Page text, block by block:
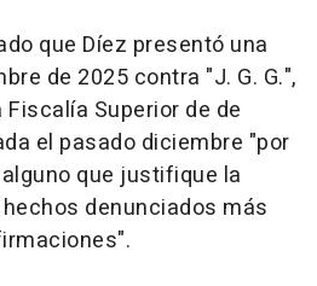
que Díez presentó una
de 2025 contra "J. G. G.",
Superior de de
el pasado diciembre "por
que justifique la
denunciados más